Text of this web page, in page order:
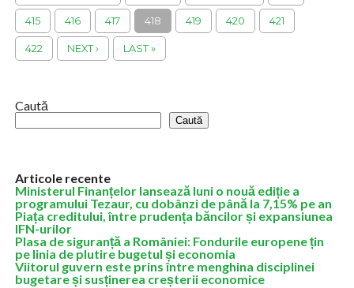
415 416 417 418 419 420 421
422 NEXT › LAST »
Caută
Caută
Articole recente
Ministerul Finanțelor lansează luni o nouă ediție a
programului Tezaur, cu dobânzi de până la 7,15% pe an
Piața creditului, între prudența băncilor și expansiunea
IFN-urilor
Plasa de siguranță a României: Fondurile europene țin
pe linia de plutire bugetul și economia
Viitorul guvern este prins între menghina disciplinei
bugetare și susținerea creșterii economice